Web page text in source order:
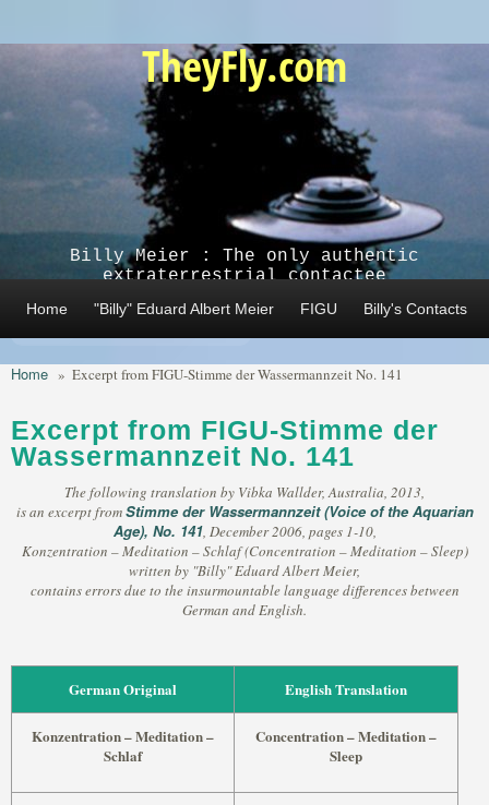
TheyFly.com
Billy Meier : The only authentic
extraterrestrial contactee
Home "Billy" Eduard Albert Meier FIGU Billy's Contacts
Home » Excerpt from FIGU-Stimme der Wassermannzeit No. 141
Excerpt from FIGU-Stimme der
Wassermannzeit No. 141
The following translation by Vibka Wallder, Australia, 2013,
is an excerpt fromStimme der Wassermannzeit (Voice of the Aquarian
Age), No. 141, December 2006, pages 1-10,
Konzentration – Meditation – Schlaf (Concentration – Meditation – Sleep)
written by "Billy" Eduard Albert Meier,
contains errors due to the insurmountable language differences between
German and English.
German Original English Translation
Konzentration – Meditation –
Schlaf
Concentration – Meditation –
Sleep